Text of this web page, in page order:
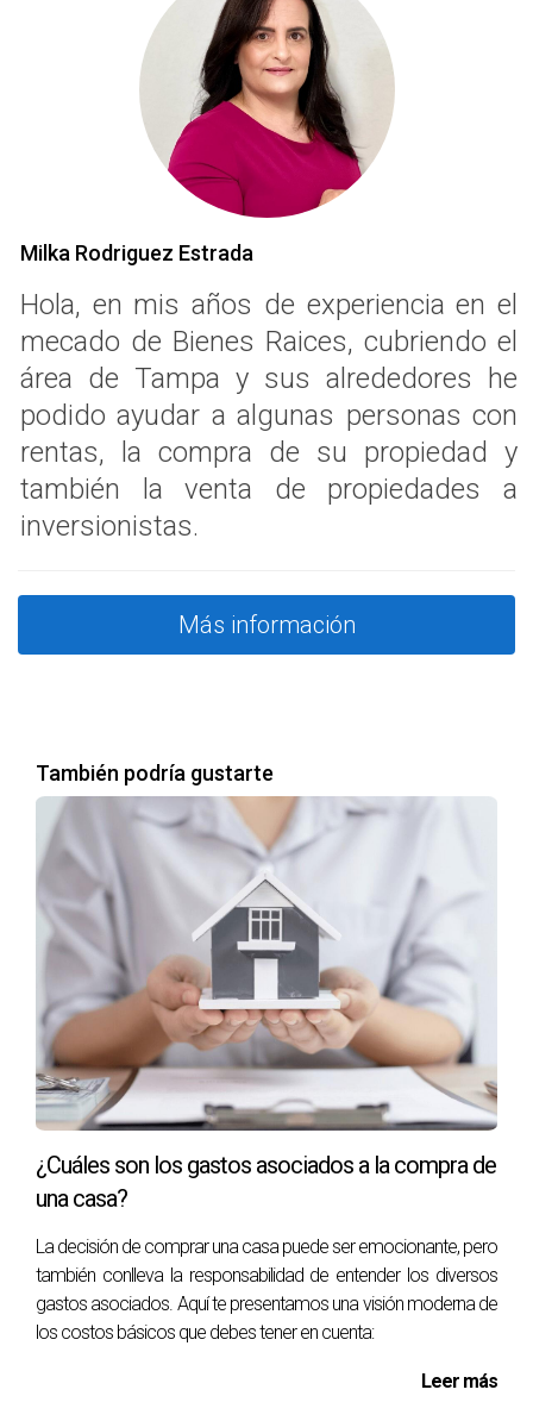
Milka Rodriguez Estrada
Hola, en mis años de experiencia en el
mecado de Bienes Raices, cubriendo el
área de Tampa y sus alrededores he
podido ayudar a algunas personas con
rentas, la compra de su propiedad y
también la venta de propiedades a
inversionistas.
Más información
También podría gustarte
¿Cuáles son los gastos asociados a la compra de
una casa?
La decisión de comprar una casa puede ser emocionante, pero
también conlleva la responsabilidad de entender los diversos
gastos asociados. Aquí te presentamos una visión moderna de
los costos básicos que debes tener en cuenta:
Leer más